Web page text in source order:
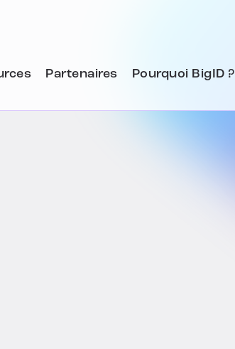
Partenaires Pourquoi BigID ?